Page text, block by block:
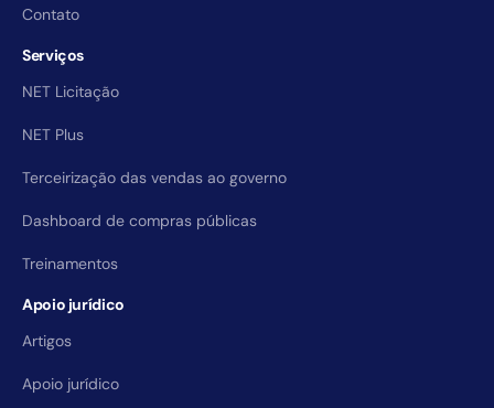
Contato
Serviços
NET Licitação
NET Plus
Terceirização das vendas ao governo
Dashboard de compras públicas
Treinamentos
Apoio jurídico
Artigos
Apoio jurídico